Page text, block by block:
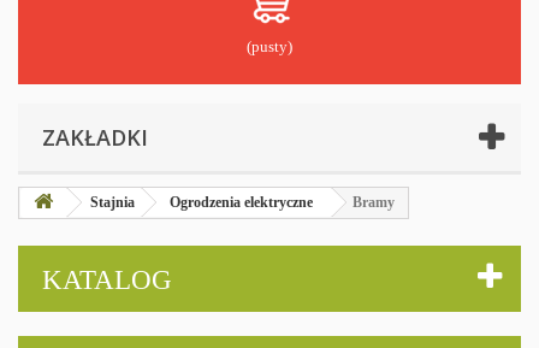
(pusty)
ZAKŁADKI
Stajnia Ogrodzenia elektryczne Bramy
KATALOG